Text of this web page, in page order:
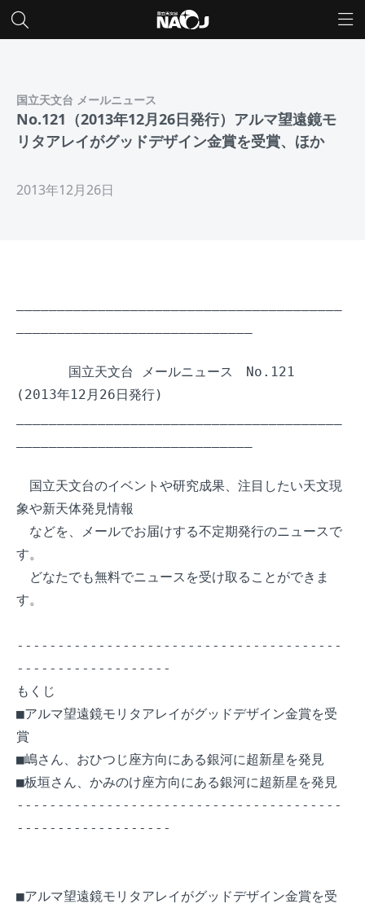
国立天文台 メールニュース
No.121（2013年12月26日発行）アルマ望遠鏡モ
リタアレイがグッドデザイン金賞を受賞、ほか
2013年12月26日
国立天文台 メールニュース　No.121
(2013年12月26日発行)
国立天文台のイベントや研究成果、注目したい天文現
象や新天体発見情報
などを、メールでお届けする不定期発行のニュースで
す。
どなたでも無料でニュースを受け取ることができま
す。
----------------------------------------
-------------------
もくじ
■アルマ望遠鏡モリタアレイがグッドデザイン金賞を受
賞
■嶋さん、おひつじ座方向にある銀河に超新星を発見
■板垣さん、かみのけ座方向にある銀河に超新星を発見
----------------------------------------
-------------------
■アルマ望遠鏡モリタアレイがグッドデザイン金賞を受